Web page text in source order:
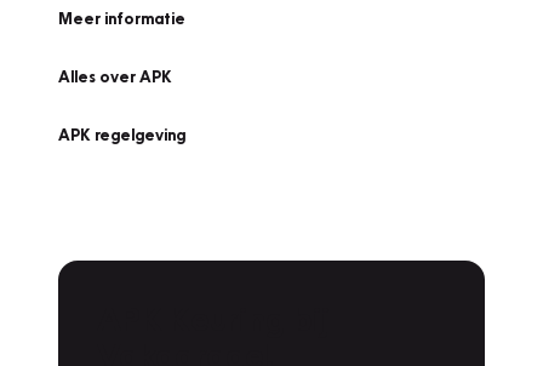
Meer informatie
Alles over APK
APK regelgeving